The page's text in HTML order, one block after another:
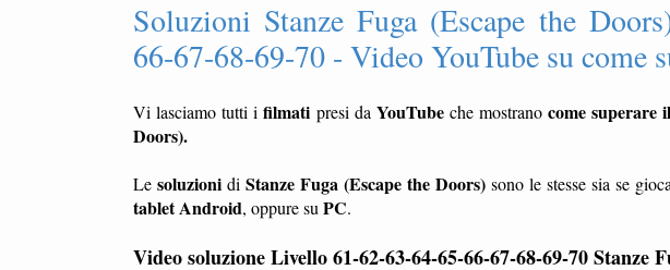
Soluzioni Stanze Fuga (Escape the
66-67-68-69-70 - Video YouTube su come
Vi lasciamo tutti ifilmati presi da YouTubeche mostranocome superare
Doors).
Le soluzioni di Stanze Fuga (Escape the Doors) sono le stesse sia se
tabletAndroid, oppure su PC.
Video soluzione Livello 61-62-63-64-65-66-67-68-69-70Stanze